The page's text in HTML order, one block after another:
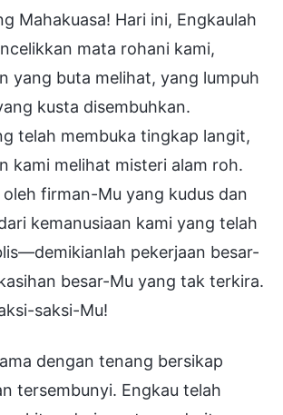
Mahakuasa! Hari ini, Engkaulah
mata rohani kami,
yang buta melihat, yang lumpuh
kusta disembuhkan.
telah membuka tingkap langit,
kami melihat misteri alam roh.
oleh firman-Mu yang kudus dan
kemanusiaan kami yang telah
pekerjaan besar-
besar-Mu yang tak terkira.
saksi-Mu!
dengan tenang bersikap
tersembunyi. Engkau telah